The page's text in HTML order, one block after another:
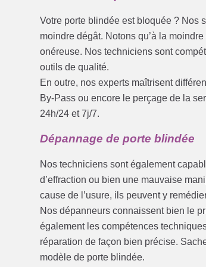
Votre porte blindée est bloquée ? Nos
moindre dégât. Notons qu’à la
onéreuse. Nos techniciens sont
outils de qualité.
En outre, nos experts maîtrisent
By-Pass ou encore le perçage de la
24h/24 et 7j/7.
Dépannage de porte blindée
Nos techniciens sont également
d’effraction ou bien une mauvaise
cause de l’usure, ils peuvent y
Nos dépanneurs connaissent bien le
également les compétences
réparation de façon bien précise.
modèle de porte blindée.